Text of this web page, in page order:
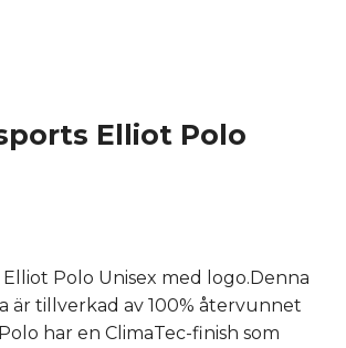
Elliot Polo
Polo Unisex med logo.Denna
är tillverkad av 100% återvunnet
har en ClimaTec-finish som